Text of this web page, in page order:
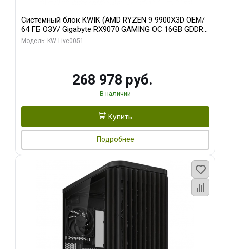
Системный блок KWIK (AMD RYZEN 9 9900X3D OEM/
64 ГБ ОЗУ/ Gigabyte RX9070 GAMING OC 16GB GDDR6
256bit 2xDP 2xH/ 960 ГБ SSD)
Модель: KW-Live0051
268 978 руб.
В наличии
Купить
Подробнее